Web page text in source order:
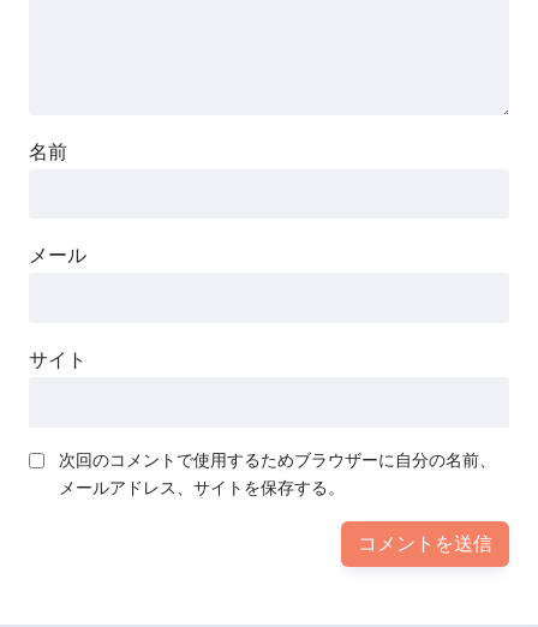
名前
メール
サイト
次回のコメントで使用するためブラウザーに自分の名前、
メールアドレス、サイトを保存する。